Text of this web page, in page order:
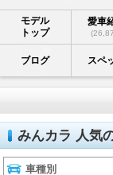
モデル
トップ
愛車
ブログ スペ
みんカラ 人気
車種別